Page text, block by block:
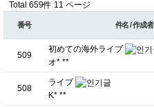
Total 659件 11 ページ
番号 件名 / 作成者
509
初めての海外ライブ
オ* **
508
ライブ
K* **